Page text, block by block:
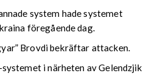
system hade systemet
föregående dag.
Brovdi bekräftar attacken.
i närheten av Gelendzjik